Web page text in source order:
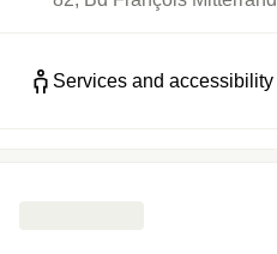
Services and accessibility